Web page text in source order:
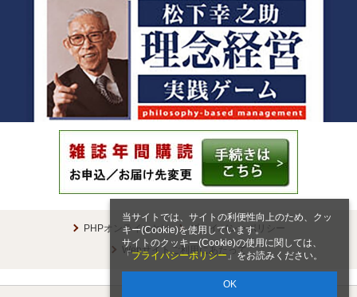
当サイトでは、サイトの利便性向上のため、クッ
キー(Cookie)を使用しています。
サイトのクッキー(Cookie)の使用に関しては、
「 プライバシーポリシー 」をお読みください。
OK
PHPオンラインとは
プライバシーポリシー
Webサイトご利用にあたって